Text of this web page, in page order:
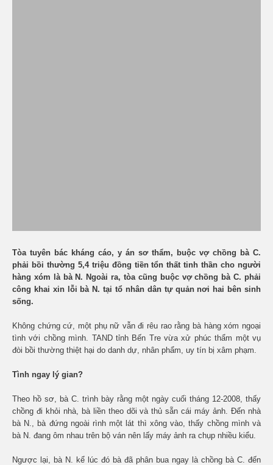
Tòa tuyên bác kháng cáo, y án sơ thẩm, buộc vợ chồng bà C.
phải bồi thường 5,4 triệu đồng tiền tổn thất tinh thần cho người
hàng xóm là bà N. Ngoài ra, tòa cũng buộc vợ chồng bà C. phải
công khai xin lỗi bà N. tại tổ nhân dân tự quản nơi hai bên sinh
sống.
Không chứng cứ, một phụ nữ vẫn đi rêu rao rằng bà hàng xóm ngoại
tình với chồng mình. TAND tỉnh Bến Tre vừa xử phúc thẩm một vụ
đòi bồi thường thiệt hại do danh dự, nhân phẩm, uy tín bị xâm phạm.
Tình ngay lý gian?
Theo hồ sơ, bà C. trình bày rằng một ngày cuối tháng 12-2008, thấy
chồng đi khỏi nhà, bà liền theo dõi và thủ sẵn cái máy ảnh. Đến nhà
bà N., bà đứng ngoài rình một lát thì xông vào, thấy chồng mình và
bà N. đang ôm nhau trên bộ ván nên lấy máy ảnh ra chụp nhiều kiểu.
Ngược lại, bà N. kể lúc đó bà đã phân bua ngay là chồng bà C. đến